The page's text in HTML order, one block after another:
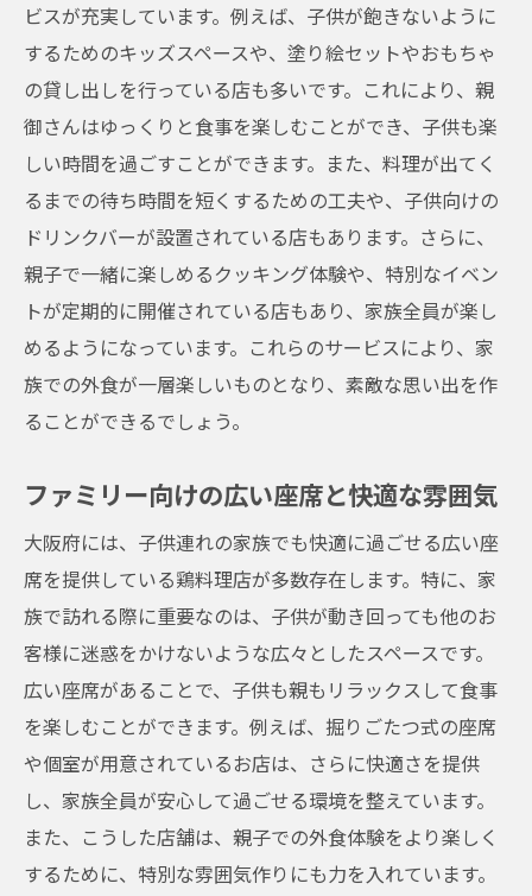
ビスが充実しています。例えば、子供が飽きないように
するためのキッズスペースや、塗り絵セットやおもちゃ
の貸し出しを行っている店も多いです。これにより、親
御さんはゆっくりと食事を楽しむことができ、子供も楽
しい時間を過ごすことができます。また、料理が出てく
るまでの待ち時間を短くするための工夫や、子供向けの
ドリンクバーが設置されている店もあります。さらに、
親子で一緒に楽しめるクッキング体験や、特別なイベン
トが定期的に開催されている店もあり、家族全員が楽し
めるようになっています。これらのサービスにより、家
族での外食が一層楽しいものとなり、素敵な思い出を作
ることができるでしょう。
ファミリー向けの広い座席と快適な雰囲気
大阪府には、子供連れの家族でも快適に過ごせる広い座
席を提供している鶏料理店が多数存在します。特に、家
族で訪れる際に重要なのは、子供が動き回っても他のお
客様に迷惑をかけないような広々としたスペースです。
広い座席があることで、子供も親もリラックスして食事
を楽しむことができます。例えば、掘りごたつ式の座席
や個室が用意されているお店は、さらに快適さを提供
し、家族全員が安心して過ごせる環境を整えています。
また、こうした店舗は、親子での外食体験をより楽しく
するために、特別な雰囲気作りにも力を入れています。